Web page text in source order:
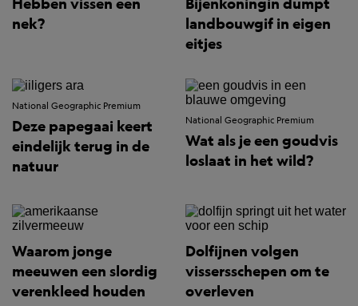
nek?
landbouwgif in eigen
eitjes
National Geographic Premium
Deze papegaai keert
eindelijk terug in de
natuur
National Geographic Premium
Wat als je een goudvis
loslaat in het wild?
Waarom jonge
meeuwen een slordig
verenkleed houden
Dolfijnen volgen
vissersschepen om te
overleven